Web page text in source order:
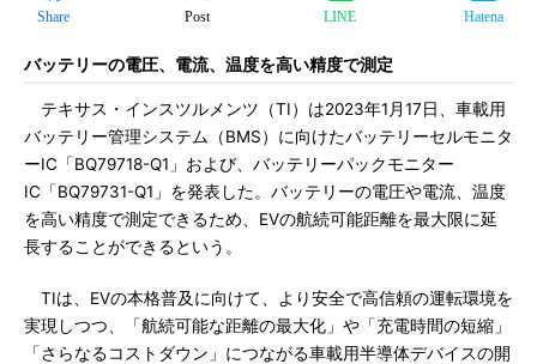
Share Post LINE Hatena
バッテリーの電圧、電流、温度を高い精度で測定
テキサス・インスツルメンツ（TI）は2023年1月17日、車載用
バッテリー管理システム（BMS）に向けたバッテリーセルモニタ
ーIC「BQ79718-Q1」および、バッテリーパックモニター
IC「BQ79731-Q1」を発表した。バッテリーの電圧や電流、温度
を高い精度で測定できるため、EVの航続可能距離を最大限に延
長することができるという。
TIは、EVの本格普及に向けて、より安全で高信頼の運転環境を
実現しつつ、「航続可能な距離の最大化」や「充電時間の短縮」
「さらなるコストダウン」につながる車載用半導体デバイスの開